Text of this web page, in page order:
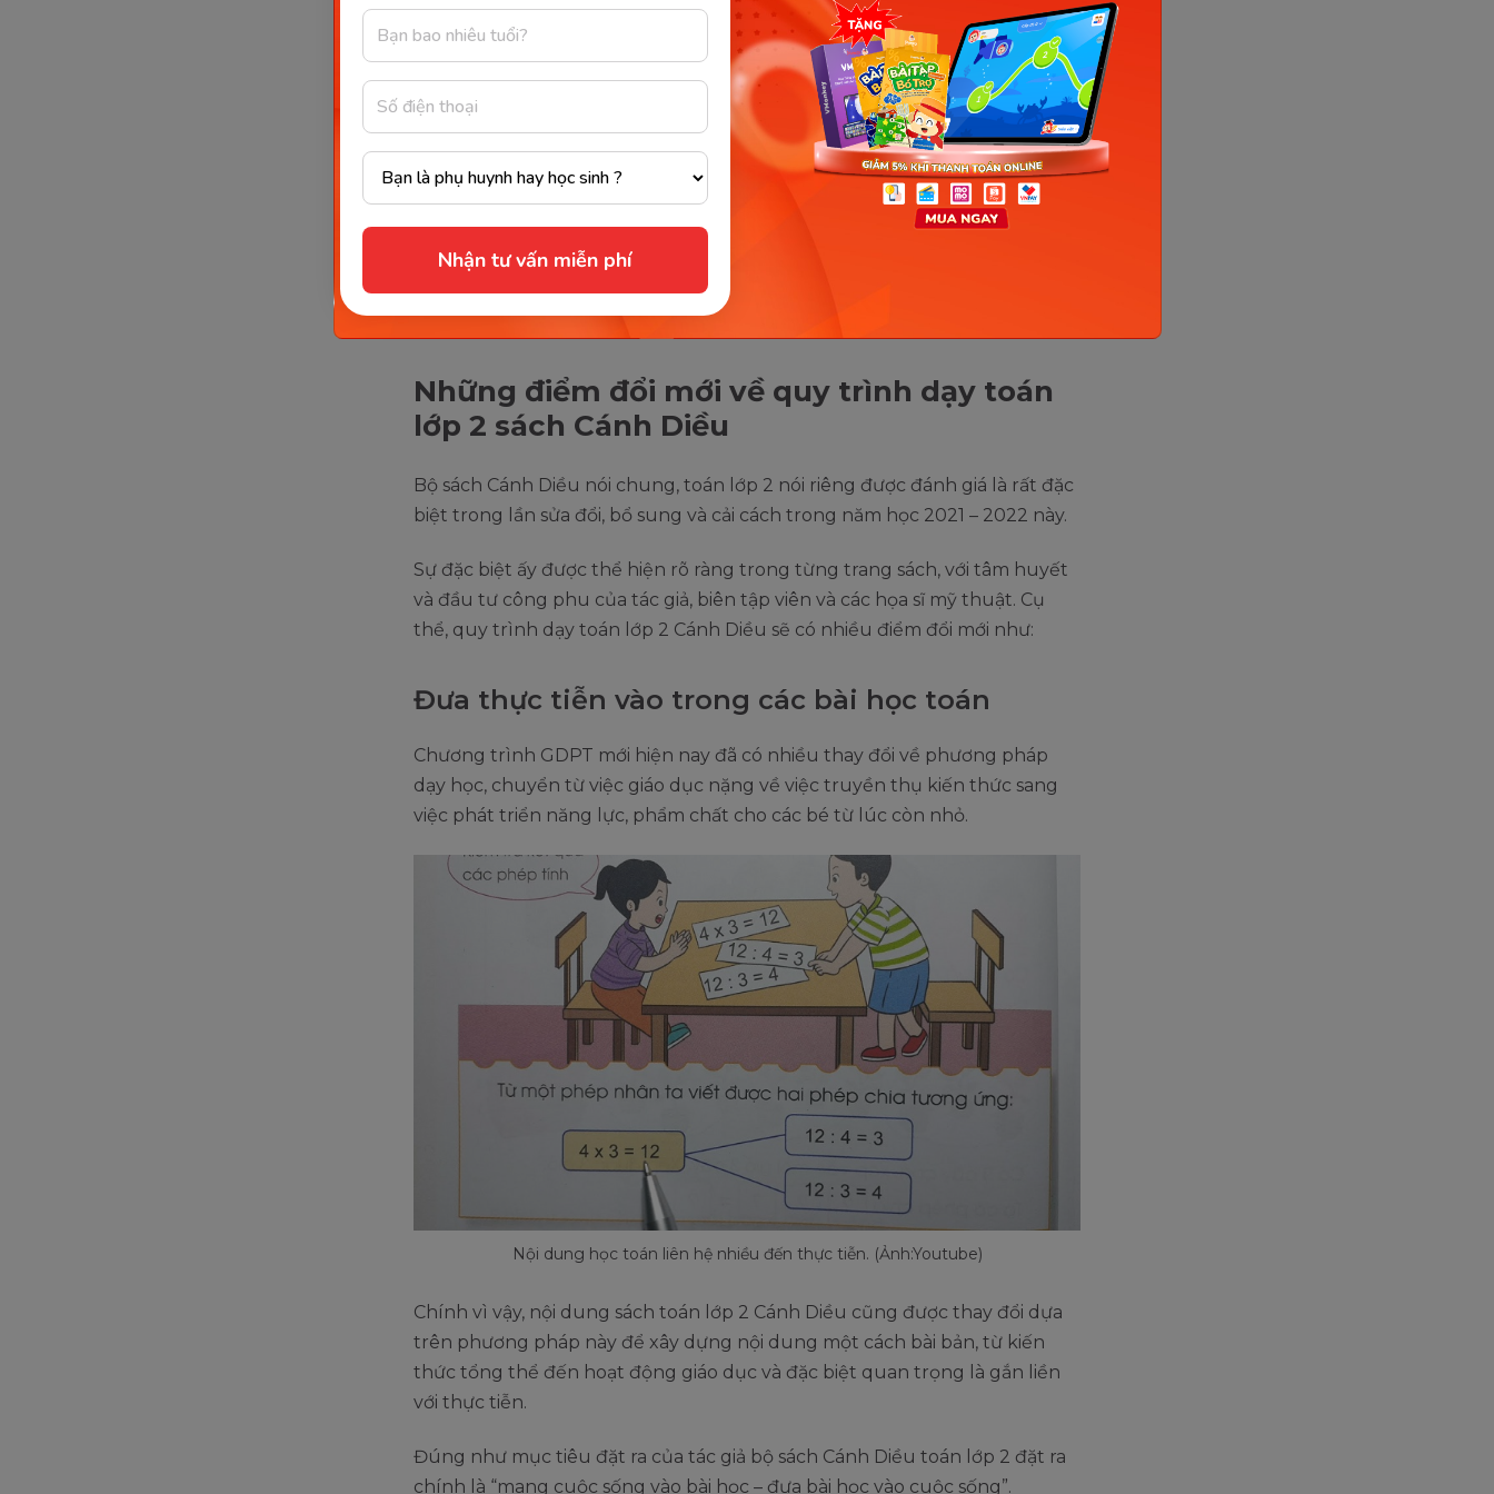
Nhận tư vấn miễn phí
“Mang cuộc sống vào bài học”, đề cao định hướng hình thành và phát triển
phẩm chất, năng lực cho các bé để qua đó giúp các bé biết cách ứng dụng
toán học vào thực tiễn hiệu quả hơn.
Cụ thể, chương trình học toán lớp 2 sách Cánh Diều sẽ bám sát theo 4 chủ
đề của chương trình sách cũ năm 2018 chính là:
Ôn tập các kiến thức lớp 1
Cộng trừ (có nhớ) trong phạm vi 100
Cộng, trừ các số trong phạm vi 1000
Những điểm đổi mới về quy trình dạy toán
lớp 2 sách Cánh Diều
Bộ sách Cánh Diều nói chung, toán lớp 2 nói riêng được đánh giá là rất đặc
biệt trong lần sửa đổi, bổ sung và cải cách trong năm học 2021 – 2022 này.
Sự đặc biệt ấy được thể hiện rõ ràng trong từng trang sách, với tâm huyết
và đầu tư công phu của tác giả, biên tập viên và các họa sĩ mỹ thuật. Cụ
thể, quy trình dạy toán lớp 2 Cánh Diều sẽ có nhiều điểm đổi mới như:
Đưa thực tiễn vào trong các bài học toán
Chương trình GDPT mới hiện nay đã có nhiều thay đổi về phương pháp
dạy học, chuyển từ việc giáo dục nặng về việc truyền thụ kiến thức sang
việc phát triển năng lực, phẩm chất cho các bé từ lúc còn nhỏ.
Nội dung học toán liên hệ nhiều đến thực tiễn. (Ảnh:Youtube)
Chính vì vậy, nội dung sách toán lớp 2 Cánh Diều cũng được thay đổi dựa
trên phương pháp này để xây dựng nội dung một cách bài bản, từ kiến
thức tổng thể đến hoạt động giáo dục và đặc biệt quan trọng là gắn liền
với thực tiễn.
Đúng như mục tiêu đặt ra của tác giả bộ sách Cánh Diều toán lớp 2 đặt ra
chính là “mang cuộc sống vào bài học – đưa bài học vào cuộc sống”.